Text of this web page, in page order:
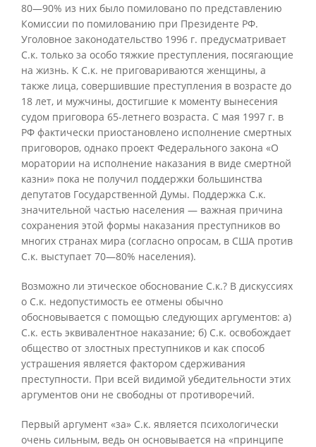
80—90% из них было помиловано по представлению
Комиссии по помилованию при Президенте РФ.
Уголовное законодательство 1996 г. предусматривает
С.к. только за особо тяжкие преступления, посягающие
на жизнь. К С.к. не приговариваются женщины, а
также лица, совершившие преступления в возрасте до
18 лет, и мужчины, достигшие к моменту вынесения
судом приговора 65-летнего возраста. С мая 1997 г. в
РФ фактически приостановлено исполнение смертных
приговоров, однако проект Федерального закона «О
моратории на исполнение наказания в виде смертной
казни» пока не получил поддержки большинства
депутатов Государственной Думы. Поддержка С.к.
значительной частью населения — важная причина
сохранения этой формы наказания преступников во
многих странах мира (согласно опросам, в США против
С.к. выступает 70—80% населения).
Возможно ли этическое обоснование С.к.? В дискуссиях
о С.к. недопустимость ее отмены обычно
обосновывается с помощью следующих аргументов: а)
С.к. есть эквивалентное наказание; б) С.к. освобождает
общество от злостных преступников и как способ
устрашения является фактором сдерживания
преступности. При всей видимой убедительности этих
аргументов они не свободны от противоречий.
Первый аргумент «за» С.к. является психологически
очень сильным, ведь он основывается на «принципе